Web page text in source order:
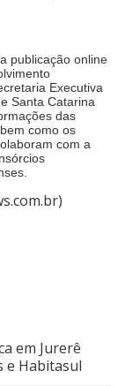
publicação online
Executiva
Santa Catarina
das
como os
com a
em Jurerê
e Habitasul